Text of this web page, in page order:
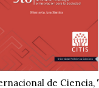
de Ciencia,